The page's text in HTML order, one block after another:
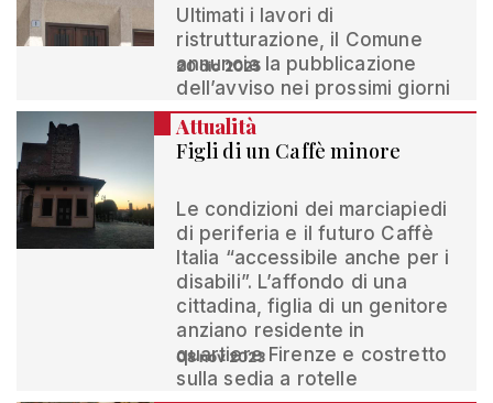
Ultimati i lavori di
ristrutturazione, il Comune
annuncia la pubblicazione
dell’avviso nei prossimi giorni
20 dic 2025
Attualità
Figli di un Caffè minore
Le condizioni dei marciapiedi
di periferia e il futuro Caffè
Italia “accessibile anche per i
disabili”. L’affondo di una
cittadina, figlia di un genitore
anziano residente in
quartiere Firenze e costretto
sulla sedia a rotelle
08 nov 2023